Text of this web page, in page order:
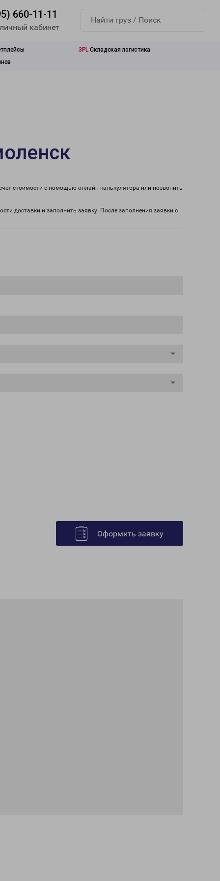
660-11-11
кабинет
3PL Складская логистика
стоимости с помощью онлайн-калькулятора или позвонить
доставки и заполнить заявку. После заполнения заявки с
Оформить заявку